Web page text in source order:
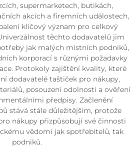
supermarketech, butikách,
akcích a firemních událostech,
klíčový význam pro celkový
těchto dodavatelů jim
jak malých místních podniků,
korporací s různými požadavky
Protokoly zajištění kvality, které
dodavatelé taštiček pro nákupy,
posouzení odolnosti a ověření
předpisy. Začlenění
stává stále důležitějším, protože
nákupy přizpůsobují své činnosti
vědomí jak spotřebitelů, tak
podniků.